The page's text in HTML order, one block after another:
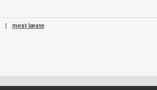
| mest læste